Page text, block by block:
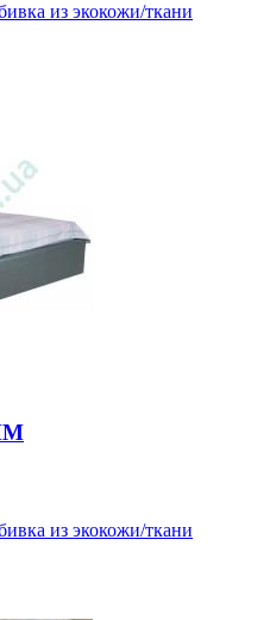
из экокожи/ткани
из экокожи/ткани